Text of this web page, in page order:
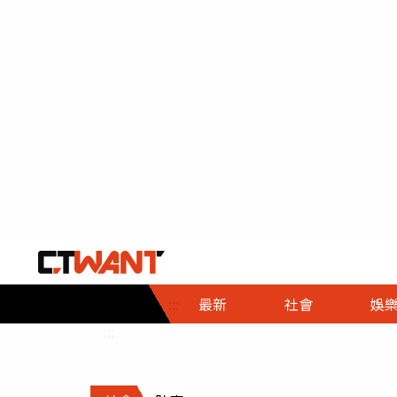
::: 最新 社會
社會首頁
時事
調查
娛樂
娛樂首頁
即時
財經首頁
熱線
政